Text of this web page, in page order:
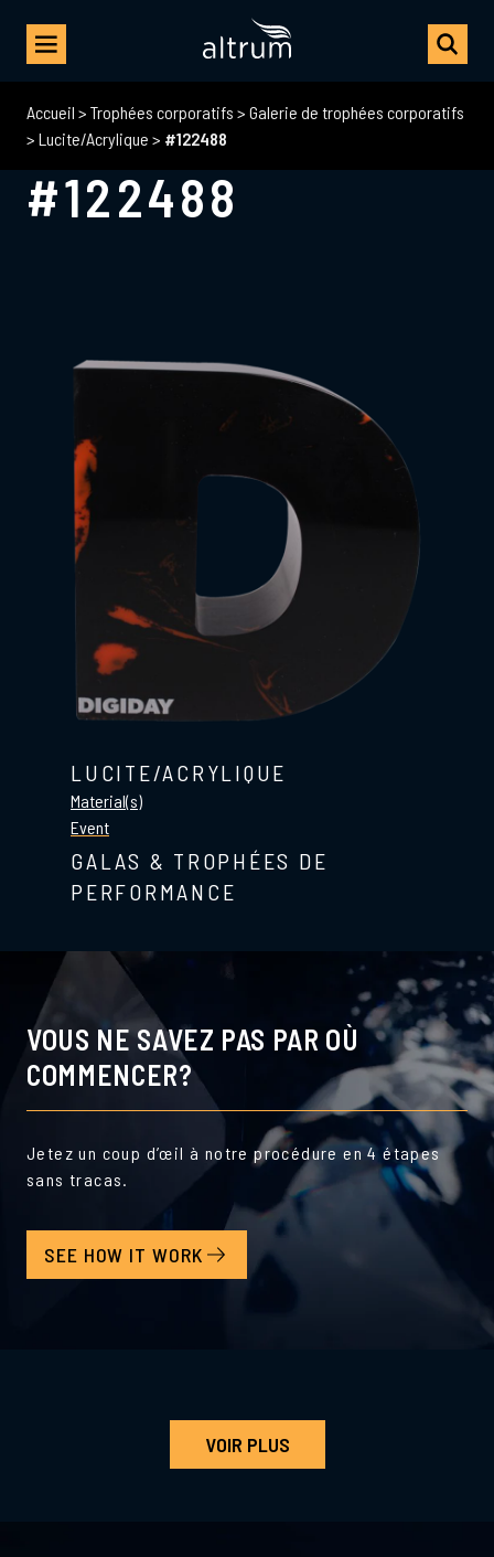
Accueil > Trophées corporatifs > Galerie de trophées corporatifs
> Lucite/Acrylique > #122488
#122488
LUCITE/ACRYLIQUE
Material(s)
Event
GALAS & TROPHÉES DE
PERFORMANCE
VOUS NE SAVEZ PAS PAR OÙ
COMMENCER?
Jetez un coup d’œil à notre procédure en 4 étapes
sans tracas.
SEE HOW IT WORK
VOIR PLUS